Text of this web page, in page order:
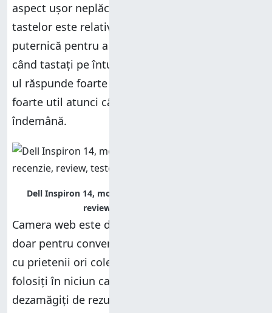
aspect ușor neplăcut este faptul că iluminarea
tastelor este relativ inegală și nu suficient de
puternică pentru a vă ajuta foarte bine atunci
când tastați pe întuneric. În schimb, touchpad-
ul răspunde foarte bine la comenzi și este
foarte util atunci când nu aveți un mouse la
îndemână.
Dell Inspiron 14, model 7437, performante, recenzie,
review, teste, comparatie
Camera web este de o calitate redusă și utilă
doar pentru conversații video rapide, pe chat,
cu prietenii ori colegii de muncă. Să nu o
folosiți în niciun caz pentru selfie-uri. Veți fi
dezamăgiți de rezultate. 🙂